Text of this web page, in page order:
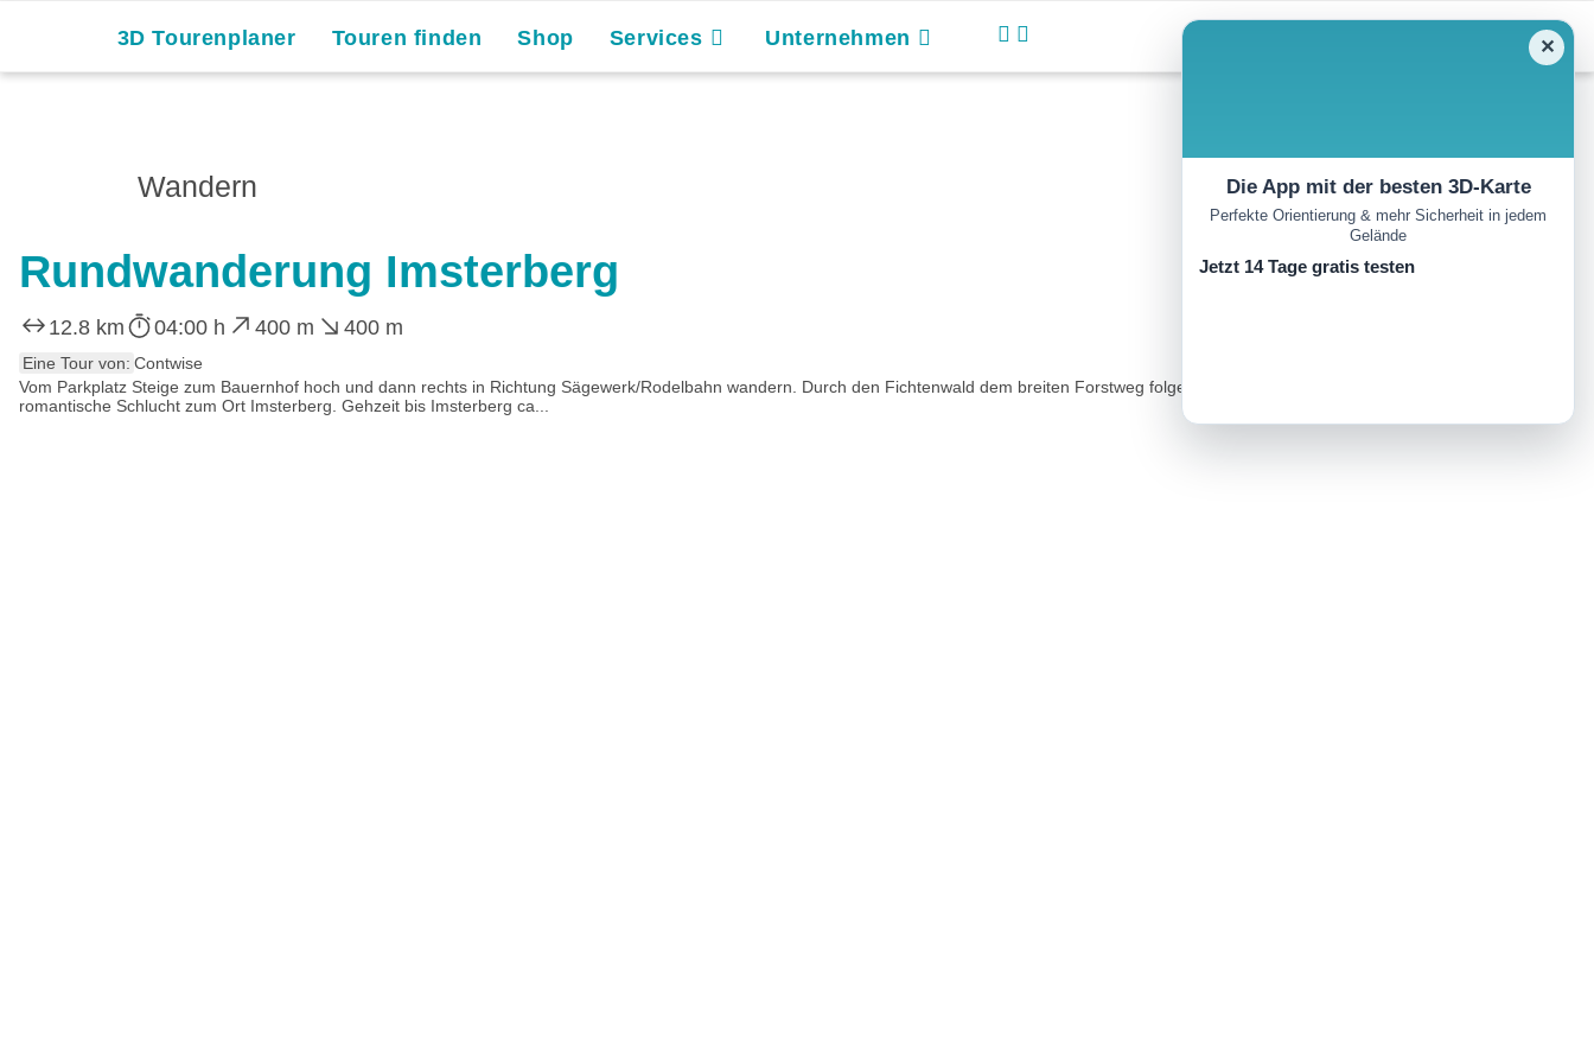
3D Tourenplaner Touren finden Shop Services Unternehmen
Wandern
Rundwanderung Imsterberg
12.8 km 04:00 h 400 m 400 m
Eine Tour von: Contwise
Vom Parkplatz Steige zum Bauernhof hoch und dann rechts in Richtung Sägewerk/Rodelbahn wandern. Durch den Fichtenwald dem breiten Forstweg folgen, der in einen Steig mündet. Dieser führt durch die
romantische Schlucht zum Ort Imsterberg. Gehzeit bis Imsterberg ca...
✕
Die App mit der besten 3D-Karte
Perfekte Orientierung & mehr Sicherheit in jedem
Gelände
Jetzt 14 Tage gratis testen